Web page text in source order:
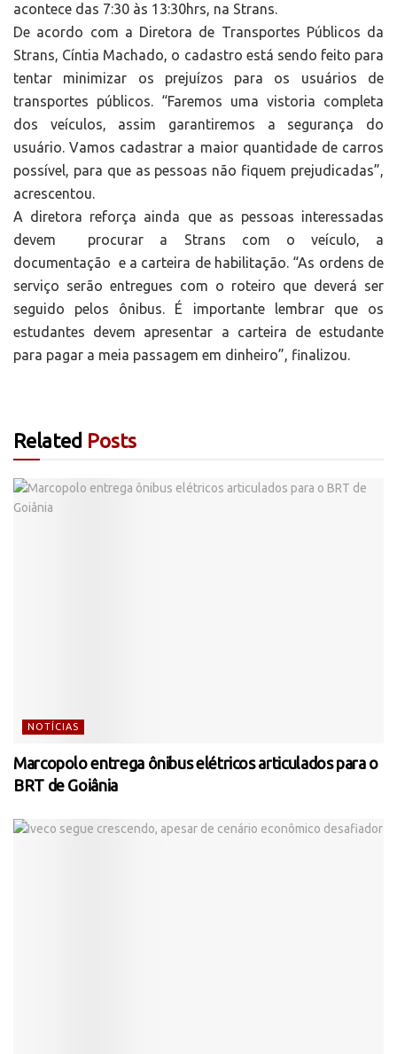
acontece das 7:30 às 13:30hrs, na Strans.
De acordo com a Diretora de Transportes Públicos da
Strans, Cíntia Machado, o cadastro está sendo feito para
tentar minimizar os prejuízos para os usuários de
transportes públicos. “Faremos uma vistoria completa
dos veículos, assim garantiremos a segurança do
usuário. Vamos cadastrar a maior quantidade de carros
possível, para que as pessoas não fiquem prejudicadas”,
acrescentou.
A diretora reforça ainda que as pessoas interessadas
devem procurar a Strans com o veículo, a
documentação e a carteira de habilitação. “As ordens de
serviço serão entregues com o roteiro que deverá ser
seguido pelos ônibus. É importante lembrar que os
estudantes devem apresentar a carteira de estudante
para pagar a meia passagem em dinheiro”, finalizou.
Related Posts
NOTÍCIAS
Marcopolo entrega ônibus elétricos articulados para o
BRT de Goiânia